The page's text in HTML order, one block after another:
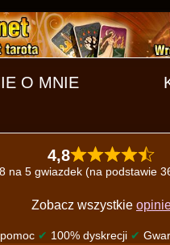
O MNIE
4,8
na 5 gwiazdek (na podstawie
Zobacz wszystkie
✔ 100% dyskrecji ✔